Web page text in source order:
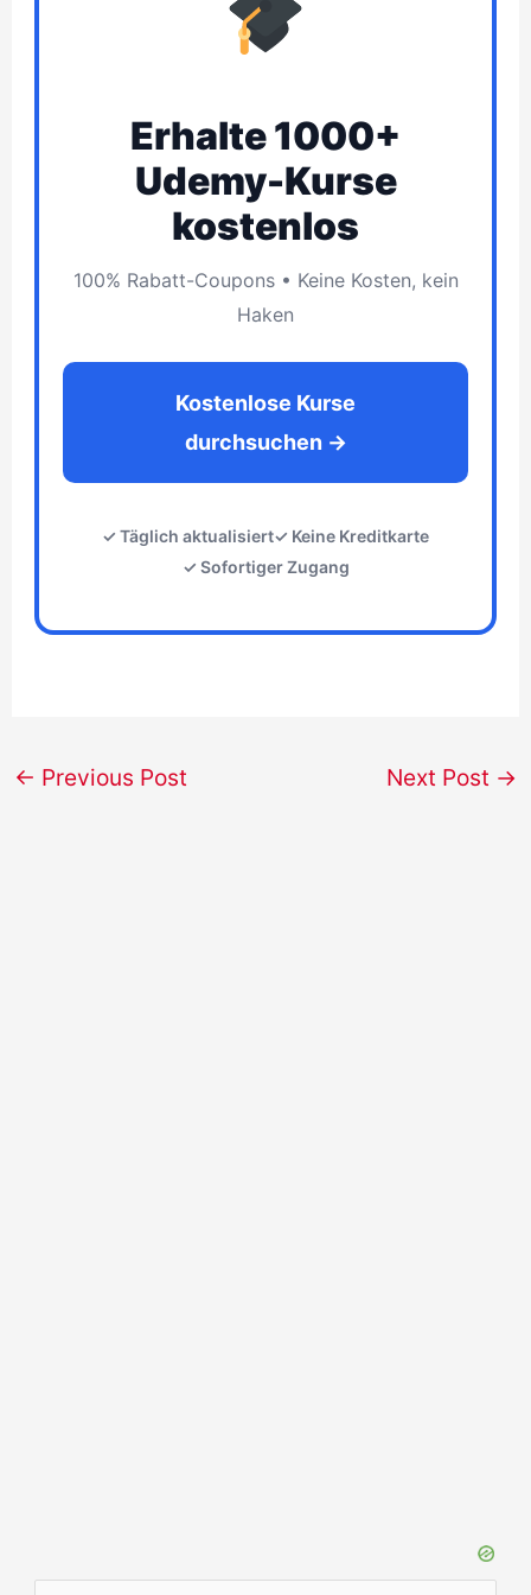
Erhalte 1000+
Udemy-Kurse
kostenlos
100% Rabatt-Coupons • Keine Kosten, kein
Haken
Kostenlose Kurse
durchsuchen →
✓ Täglich aktualisiert✓ Keine Kreditkarte
✓ Sofortiger Zugang
← Previous Post Next Post →